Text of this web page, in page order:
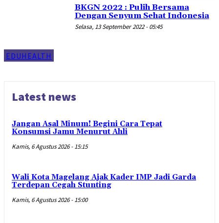
EDUHEALTH
BKGN 2022 : Pulih Bersama
Dengan Senyum Sehat Indonesia
Selasa, 13 September 2022 - 05:45
Latest news
Jangan Asal Minum! Begini Cara Tepat
Konsumsi Jamu Menurut Ahli
Kamis, 6 Agustus 2026 - 15:15
Wali Kota Magelang Ajak Kader IMP Jadi Garda
Terdepan Cegah Stunting
Kamis, 6 Agustus 2026 - 15:00